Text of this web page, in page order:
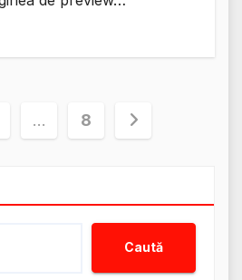
… 8
Caută